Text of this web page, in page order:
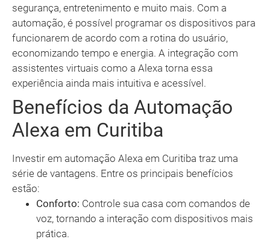
segurança, entretenimento e muito mais. Com a
automação, é possível programar os dispositivos para
funcionarem de acordo com a rotina do usuário,
economizando tempo e energia. A integração com
assistentes virtuais como a Alexa torna essa
experiência ainda mais intuitiva e acessível.
Benefícios da Automação
Alexa em Curitiba
Investir em automação Alexa em Curitiba traz uma
série de vantagens. Entre os principais benefícios
estão:
Conforto: Controle sua casa com comandos de
voz, tornando a interação com dispositivos mais
prática.